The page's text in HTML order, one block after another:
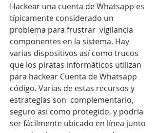
Hackear una cuenta de Whatsapp es
típicamente considerado un
problema para frustrar  vigilancia
componentes en la sistema. Hay
varias dispositivos así como trucos
que los piratas informáticos utilizan
para hackear Cuenta de Whatsapp
código. Varias de estas recursos y
estrategias son  complementario,
seguro así como protegido, y podría
ser fácilmente ubicado en línea junto